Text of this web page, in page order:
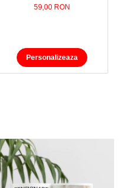
59,00 RON
Personalizeaza